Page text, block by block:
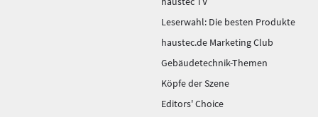
Leserwahl: Die besten Produkte
haustec.de Marketing Club
Gebäudetechnik-Themen
Köpfe der Szene
Editors' Choice